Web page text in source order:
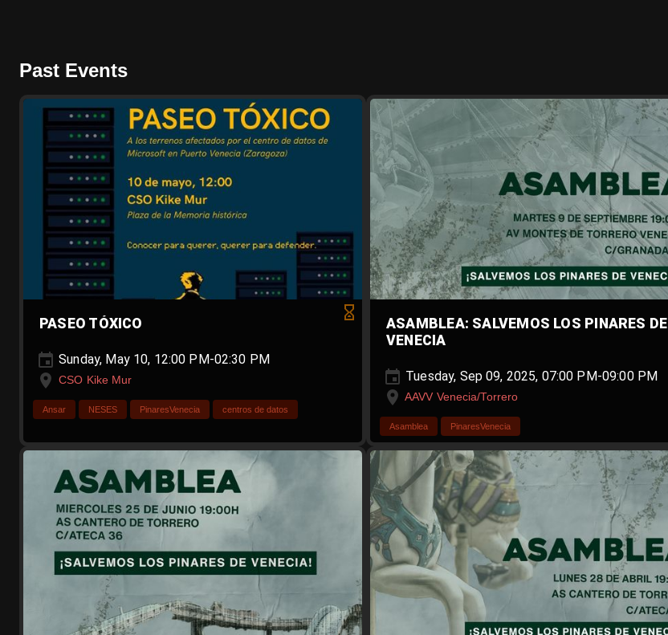
Past Events
PASEO TÓXICO
Sunday, May 10, 12:00 PM-02:30 PM
CSO Kike Mur
Ansar NESES PinaresVenecia centros de datos
ASAMBLEA: SALVEMOS LOS PINARES DE
VENECIA
Tuesday, Sep 09, 2025, 07:00 PM-09:00 PM
AAVV Venecia/Torrero
Asamblea PinaresVenecia